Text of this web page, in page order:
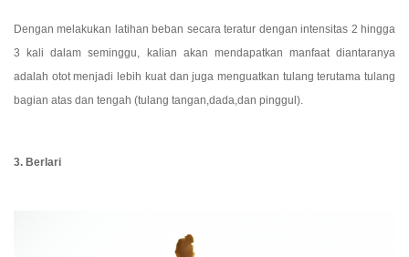
Dengan melakukan latihan beban secara teratur dengan intensitas 2 hingga
3 kali dalam seminggu, kalian akan mendapatkan manfaat diantaranya
adalah otot menjadi lebih kuat dan juga menguatkan tulang terutama tulang
bagian atas dan tengah (tulang tangan,dada,dan pinggul).
3. Berlari